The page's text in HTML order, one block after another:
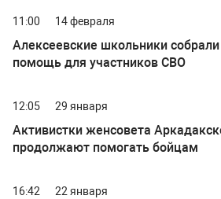
11:00 14 февраля
Алексеевские школьники
помощь для участников СВО
12:05 29 января
Активистки женсовета
продолжают помогать бойцам
16:42 22 января